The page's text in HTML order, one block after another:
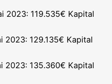
2023: 119.535€ Kapi­tal
2023: 129.135€ Kapi­tal
2023: 135.360€ Kapi­tal